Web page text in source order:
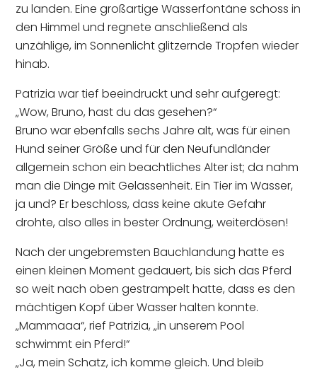
zu landen. Eine großartige Wasserfontäne schoss in
den Himmel und regnete anschließend als
unzählige, im Sonnenlicht glitzernde Tropfen wieder
hinab.
Patrizia war tief beeindruckt und sehr aufgeregt:
„Wow, Bruno, hast du das gesehen?“
Bruno war ebenfalls sechs Jahre alt, was für einen
Hund seiner Größe und für den Neufundländer
allgemein schon ein beachtliches Alter ist; da nahm
man die Dinge mit Gelassenheit. Ein Tier im Wasser,
ja und? Er beschloss, dass keine akute Gefahr
drohte, also alles in bester Ordnung, weiterdösen!
Nach der ungebremsten Bauchlandung hatte es
einen kleinen Moment gedauert, bis sich das Pferd
so weit nach oben gestrampelt hatte, dass es den
mächtigen Kopf über Wasser halten konnte.
„Mammaaa“, rief Patrizia, „in unserem Pool
schwimmt ein Pferd!“
„Ja, mein Schatz, ich komme gleich. Und bleib